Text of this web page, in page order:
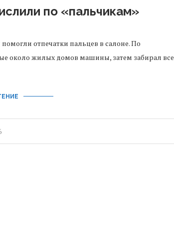
по «пальчикам»
отпечатки пальцев в салоне. По
около жилых домов машины, затем забирал все